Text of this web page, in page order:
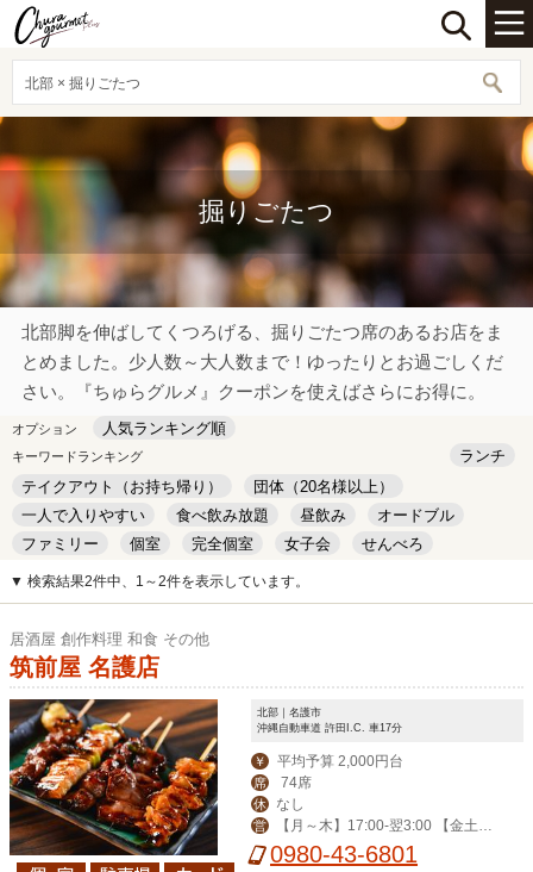
北部 × 掘りごたつ
掘りごたつ
北部脚を伸ばしてくつろげる、掘りごたつ席のあるお店をま
とめました。少人数～大人数まで！ゆったりとお過ごしくだ
さい。『ちゅらグルメ』クーポンを使えばさらにお得に。
オプション 人気ランキング順
キーワードランキング
ランチ
テイクアウト（お持ち帰り）
団体（20名様以上）
一人で入りやすい
食べ飲み放題 昼飲み
オードブル
ファミリー
個室 完全個室 女子会
せんべろ
キッズルーム
安い デート
▼ 検索結果2件中、1～2件を表示しています。
居酒屋 創作料理 和食 その他
筑前屋 名護店
北部｜名護市
沖縄自動車道 許田I.C. 車17分
￥ 平均予算 2,000円台
席 74席
休 なし
営
【月～木】17:00-翌3:00 【金土日
祝前】 17:00-翌5:00
0980-43-6801